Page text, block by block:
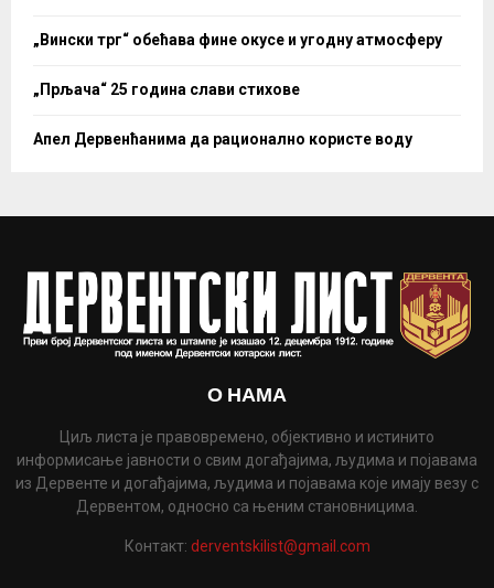
„Вински трг“ обећава фине окусе и угодну атмосферу
„Прљача“ 25 година слави стихове
Апел Дервенћанима да рационално користе воду
О НАМА
Циљ листа је правовремено, објективно и истинито
информисање јавности о свим догађајима, људима и појавама
из Дервенте и догађајима, људима и појавама које имају везу с
Дервентом, односно са њеним становницима.
Контакт: derventskilist@gmail.com